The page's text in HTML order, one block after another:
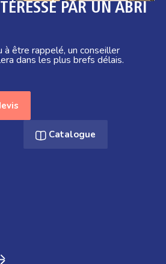
PAR UN ABRI
à être rappelé, un conseiller
dans les plus brefs délais.
Catalogue